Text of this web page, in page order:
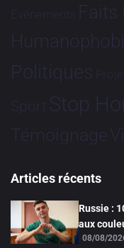
Evénements Faits
Politiques
Sport Stop
Témoignage
Articles récents
Russie :
aux
08/08/